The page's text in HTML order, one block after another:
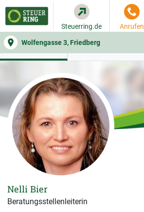
Wolfengasse 3, Friedberg
Steuerring.de Anrufen
WER SIE BERÄT BEITRAGSRECHNER
Nelli Bier
Beratungsstellenleiterin